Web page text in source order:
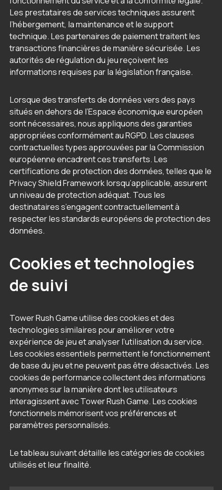
Les prestataires de services techniques assurent
l’hébergement, la maintenance et le support
technique. Les partenaires de paiement traitent les
transactions financières de manière sécurisée. Les
autorités de régulation du jeu reçoivent les
informations requises par la législation française.
Lorsque des transferts de données vers des pays
situés en dehors de l’Espace économique européen
sont nécessaires, nous appliquons des garanties
appropriées conformément au RGPD. Les clauses
contractuelles types approuvées par la Commission
européenne encadrent ces transferts. Les
certifications de protection des données, telles que le
Privacy Shield Framework lorsqu’applicable, assurent
un niveau de protection adéquat. Tous les
destinataires s’engagent contractuellement à
respecter les standards européens de protection des
données.
Cookies et technologies
de suivi
Tower Rush Game utilise des cookies et des
technologies similaires pour améliorer votre
expérience de jeu et analyser l’utilisation du service.
Les cookies essentiels permettent le fonctionnement
de base du jeu et ne peuvent pas être désactivés. Les
cookies de performance collectent des informations
anonymes sur la manière dont les utilisateurs
interagissent avec Tower Rush Game. Les cookies
fonctionnels mémorisent vos préférences et
paramètres personnalisés.
Le tableau suivant détaille les catégories de cookies
utilisés et leur finalité.